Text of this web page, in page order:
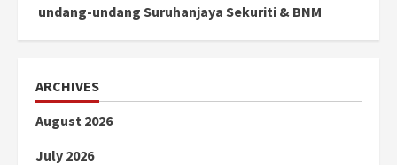
undang-undang Suruhanjaya Sekuriti & BNM
ARCHIVES
August 2026
July 2026